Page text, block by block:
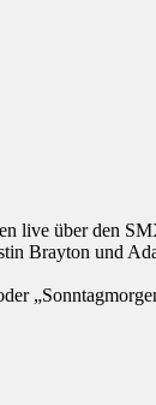
live über den
Brayton und